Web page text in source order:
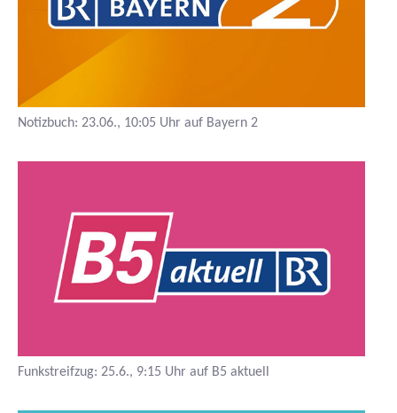
Notizbuch: 23.06., 10:05 Uhr auf Bayern 2
Funkstreifzug: 25.6., 9:15 Uhr auf B5 aktuell